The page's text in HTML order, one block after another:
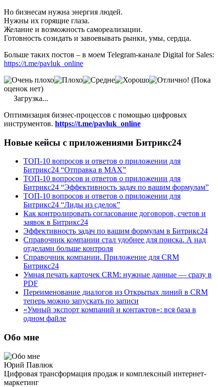
Но бизнесам нужна энергия людей.
Нужны их горящие глаза.
Желание и возможность самореализации.
Готовность созидать и завоевывать рынки, умы, сердца.
Больше таких постов – в моем Telegram-канале Digital for Sales:
https://t.me/pavluk_online
(Пока
оценок нет)
Загрузка...
Оптимизация бизнес-процессов с помощью цифровых
инструментов. https://t.me/pavluk_online
Новые кейсы с приложениями Битрикс24
ТОП-10 вопросов и ответов о приложении для
Битрикс24 “Отправка в МАХ”
ТОП-10 вопросов и ответов о приложении для
Битрикс24 “Эффективность задач по вашим формулам”
ТОП-10 вопросов и ответов о приложении для
Битрикс24 “Лиды из сделок”
Как контролировать согласование договоров, счетов и
заявок в Битрикс24
Эффективность задач по вашим формулам в Битрикс24
Справочник компании стал удобнее для поиска. А над
отделами больше контроля
Справочник компании. Приложение для CRM
Битрикс24
Умная печать карточек CRM: нужные данные — сразу в
PDF
Переименование диалогов из Открытых линий в CRM
теперь можно запускать по записи
«Умный экспорт компаний и контактов»: вся база в
одном файле
Обо мне
Юрий Павлюк
Цифровая трансформация продаж и комплексный интернет-
маркетинг